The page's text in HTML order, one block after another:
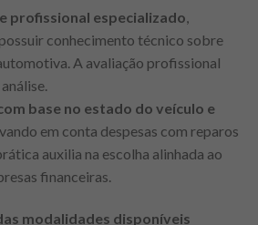
profissional especializado,
conhecimento técnico sobre
A avaliação profissional
base no estado do veículo e
em conta despesas com reparos
auxilia na escolha alinhada ao
financeiras.
modalidades disponíveis